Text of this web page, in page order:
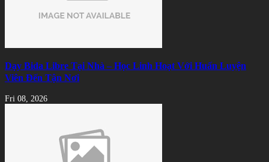
Dạy Bida Libre Tại Nhà – Học Linh Hoạt Với Huấn Luyện
Viên Đến Tận Nơi
Fri 08, 2026